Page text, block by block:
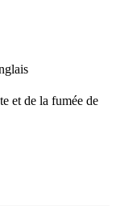
et de la fumée de